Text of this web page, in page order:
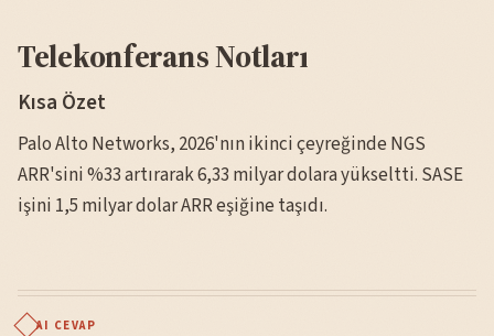
Telekonferans Notları
Kısa Özet
Palo Alto Networks, 2026'nın ikinci çeyreğinde NGS
ARR'sini %33 artırarak 6,33 milyar dolara yükseltti. SASE
işini 1,5 milyar dolar ARR eşiğine taşıdı.
AI CEVAP